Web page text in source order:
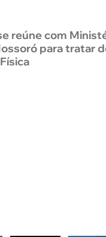
reúne com
para tratar